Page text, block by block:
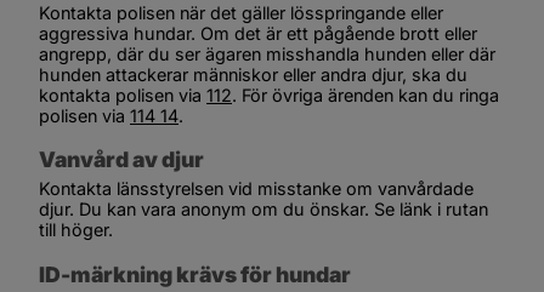
Kontakta polisen när det gäller lösspringande eller
aggressiva hundar. Om det är ett pågående brott eller
angrepp, där du ser ägaren misshandla hunden eller där
hunden attackerar människor eller andra djur, ska du
kontakta polisen via 112. För övriga ärenden kan du ringa
polisen via 114 14.
Vanvård av djur
Kontakta länsstyrelsen vid misstanke om vanvårdade
djur. Du kan vara anonym om du önskar. Se länk i rutan
till höger.
ID-märkning krävs för hundar